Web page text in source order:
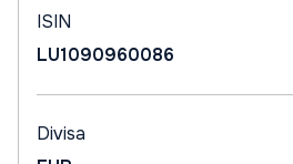
ISIN
LU1090960086
Divisa